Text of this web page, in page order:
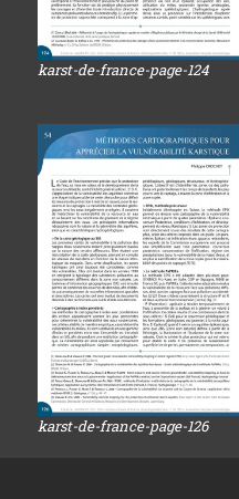
karst-de-france-page-124
karst-de-france-page-126